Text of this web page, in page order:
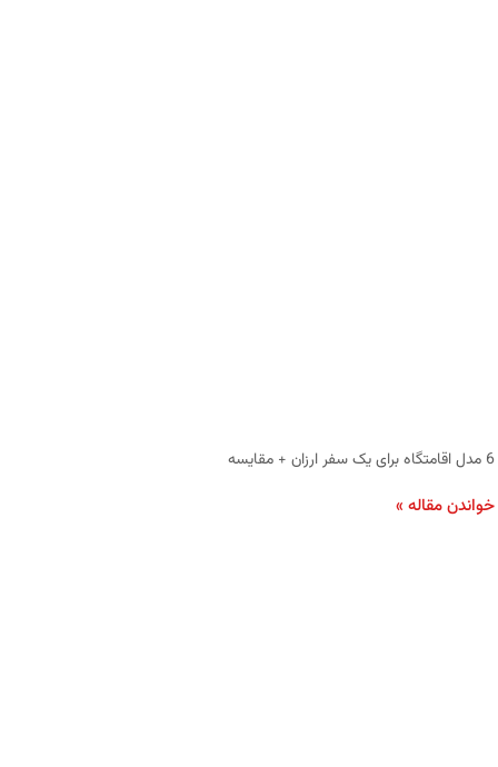
6 مدل اقامتگاه برای یک سفر ارزان + مقایسه
خواندن مقاله »